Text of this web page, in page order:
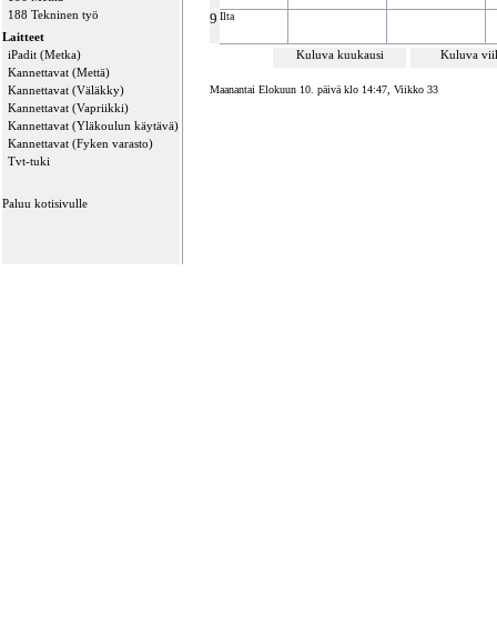
188 Tekninen työ
Laitteet
iPadit (Metka)
Kannettavat (Mettä)
Kannettavat (Väläkky)
Kannettavat (Vapriikki)
Kannettavat (Yläkoulun käytävä)
Kannettavat (Fyken varasto)
Tvt-tuki
Paluu kotisivulle
9 Ilta
Kuluva kuukausi Kuluva
Maanantai Elokuun 10. päivä klo 14:47, Viikko 33